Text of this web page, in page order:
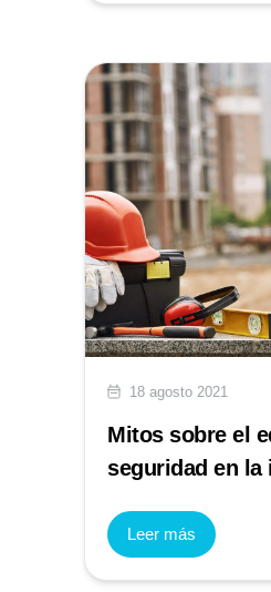
18 agosto 2021
Mitos sobre el
seguridad en la
Leer más